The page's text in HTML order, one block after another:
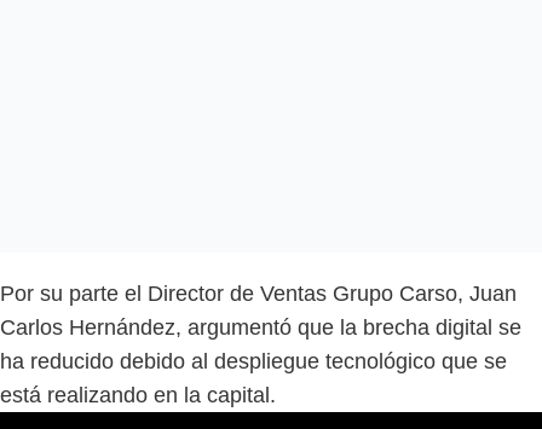
Por su parte el Director de Ventas Grupo Carso, Juan
Carlos Hernández, argumentó que la brecha digital se
ha reducido debido al despliegue tecnológico que se
está realizando en la capital.